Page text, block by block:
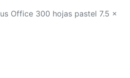
Office 300 hojas pastel 7.5 x